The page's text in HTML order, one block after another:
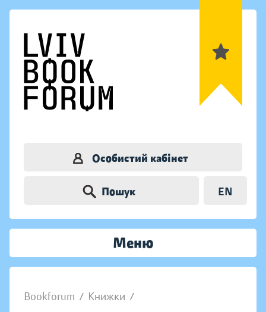
Особистий кабінет
Пошук EN
Меню
Bookforum / Книжки /